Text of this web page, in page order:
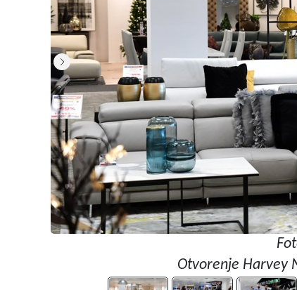
Otvorenje Harvey